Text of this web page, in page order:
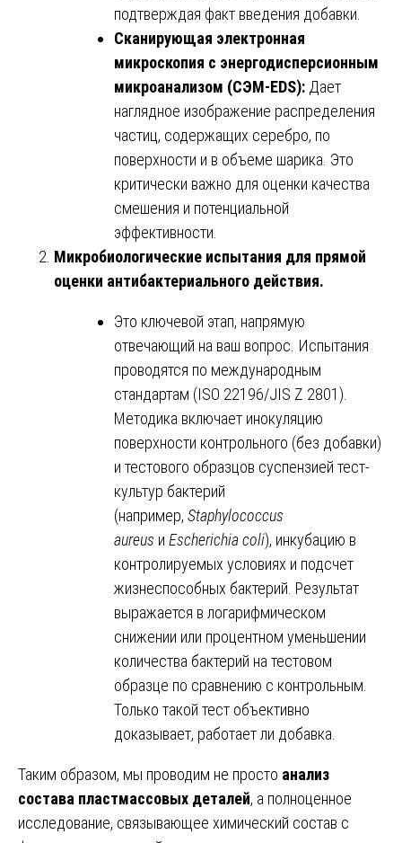
подтверждая факт введения добавки.
Сканирующая электронная
микроскопия с энергодисперсионным
микроанализом (СЭМ-EDS): Дает
наглядное изображение распределения
частиц, содержащих серебро, по
поверхности и в объеме шарика. Это
критически важно для оценки качества
смешения и потенциальной
эффективности.
Микробиологические испытания для прямой
оценки антибактериального действия.
Это ключевой этап, напрямую
отвечающий на ваш вопрос. Испытания
проводятся по международным
стандартам (ISO 22196/JIS Z 2801).
Методика включает инокуляцию
поверхности контрольного (без добавки)
и тестового образцов суспензией тест-
культур бактерий
(например, Staphylococcus
aureus и Escherichia coli), инкубацию в
контролируемых условиях и подсчет
жизнеспособных бактерий. Результат
выражается в логарифмическом
снижении или процентном уменьшении
количества бактерий на тестовом
образце по сравнению с контрольным.
Только такой тест объективно
доказывает, работает ли добавка.
Таким образом, мы проводим не просто анализ
состава пластмассовых деталей, а полноценное
исследование, связывающее химический состав с